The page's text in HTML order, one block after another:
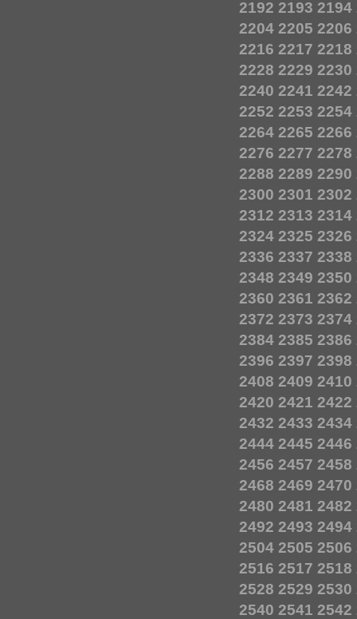
2192 2193 2194
2204 2205 2206
2216 2217 2218
2228 2229 2230
2240 2241 2242
2252 2253 2254
2264 2265 2266
2276 2277 2278
2288 2289 2290
2300 2301 2302
2312 2313 2314
2324 2325 2326
2336 2337 2338
2348 2349 2350
2360 2361 2362
2372 2373 2374
2384 2385 2386
2396 2397 2398
2408 2409 2410
2420 2421 2422
2432 2433 2434
2444 2445 2446
2456 2457 2458
2468 2469 2470
2480 2481 2482
2492 2493 2494
2504 2505 2506
2516 2517 2518
2528 2529 2530
2540 2541 2542